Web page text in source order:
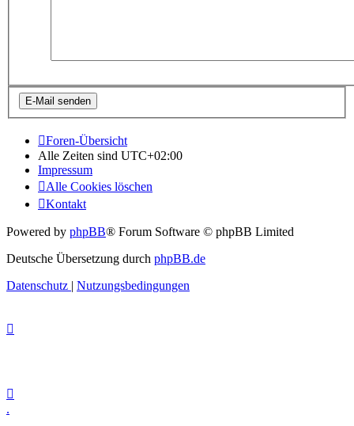
Foren-Übersicht
Alle Zeiten sind UTC+02:00
Impressum
Alle Cookies löschen
Kontakt
Powered by phpBB® Forum Software © phpBB Limited
Deutsche Übersetzung durch phpBB.de
Datenschutz | Nutzungsbedingungen
.